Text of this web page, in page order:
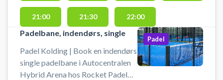
21:00 21:30 22:00
Padelbane, indendørs, single
Padel Kolding | Book en indendørs
single padelbane i Autocentralen
Hybrid Arena hos Rocket Padel
Padel